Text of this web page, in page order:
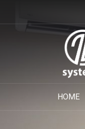
HOME